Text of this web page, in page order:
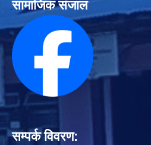
सामाजिक संजाल
सम्पर्क विवरण: